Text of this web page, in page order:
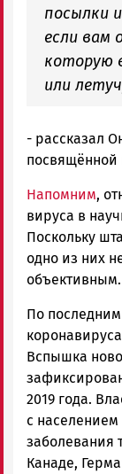
посылки
если вам
которую
или
- рассказал
посвящённой
Напомним,
вируса в
Поскольку
одно из них
объективным.
По
Вспышка
2019 года.
с
заболевания
Канаде,